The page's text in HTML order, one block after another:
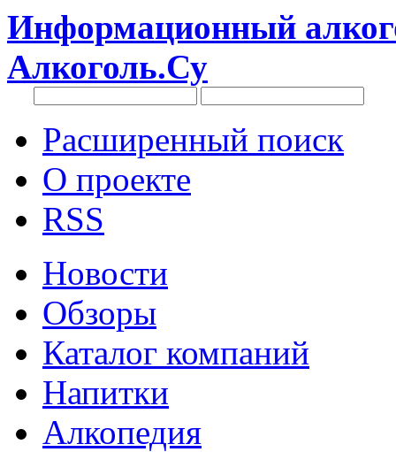
Информационный
Алкоголь.Су
Расширенный поиск
О проекте
RSS
Новости
Обзоры
Каталог компаний
Напитки
Алкопедия